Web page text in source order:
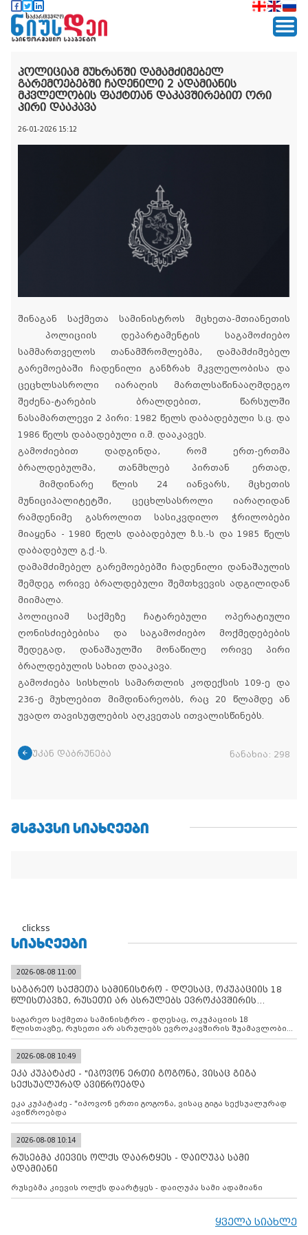
პოლიციამ მუხრანში დამამძიმებელ
გარემოებებში ჩადენილი 2 ადამიანის
მკვლელობის ფაქტთან დაკავშირებით ორი
პირი დააკავა
26-01-2026 15:12
შინაგან საქმეთა სამინისტროს მცხეთა-მთიანეთის
პოლიციის დეპარტამენტის საგამოძიებო
სამმართველოს თანამშრომლებმა, დამამძიმებელ
გარემოებაში ჩადენილი განზრახ მკვლელობისა და
ცეცხლსასროლი იარაღის მართლსაწინააღმდეგო
შეძენა-ტარების ბრალდებით, წარსულში
ნასამართლევი 2 პირი: 1982 წელს დაბადებული ს.ც. და
1986 წელს დაბადებული ი.მ. დააკავეს.
გამოძიებით დადგინდა, რომ ერთ-ერთმა
ბრალდებულმა, თანმხლებ პირთან ერთად,
მიმდინარე წლის 24 იანვარს, მცხეთის
მუნიციპალიტეტში, ცეცხლსასროლი იარაღიდან
რამდენიმე გასროლით სასიკვდილო ჭრილობები
მიაყენა - 1980 წელს დაბადებულ ზ.ს.-ს და 1985 წელს
დაბადებულ გ.ქ.-ს.
დამამძიმებელ გარემოებებში ჩადენილი დანაშაულის
შემდეგ ორივე ბრალდებული შემთხვევის ადგილიდან
მიიმალა.
პოლიციამ საქმეზე ჩატარებული ოპერატიული
ღონისძიებებისა და საგამოძიებო მოქმედებების
შედეგად, დანაშაულში მონაწილე ორივე პირი
ბრალდებულის სახით დააკავა.
გამოძიება სისხლის სამართლის კოდექსის 109-ე და
236-ე მუხლებით მიმდინარეობს, რაც 20 წლამდე ან
უვადო თავისუფლების აღკვეთას ითვალისწინებს.
უკან დაბრუნება ნანახია: 298
ᲛᲡᲒᲐᲕᲡᲘ ᲡᲘᲐᲮᲚᲔᲔᲑᲘ
clickss
ᲡᲘᲐᲮᲚᲔᲔᲑᲘ
2026-08-08 11:00
საგარეო საქმეთა სამინისტრო - დღესაც, ოკუპაციის 18
წლისთავზე, რუსეთი არ ასრულებს ევროკავშირის
საგარეო საქმეთა სამინისტრო - დღესაც, ოკუპაციის 18
წლისთავზე, რუსეთი არ ასრულებს ევროკავშირის შუამავლობით
დადებულ 2008 წლის 12 აგვისტოს ცეცხლის შეწყვეტის
კონტროლს ოკუპირებულ რეგიონებში, აგრძელებს მათი
მილიტარიზაციის პროცესს და აქტიურად დგამს ნაბიჯებს მათი
ფაქტობრივი ანექსიისკენ
2026-08-08 10:49
ეკა კუპატაძე - "იპოვონ ერთი გოგონა, ვისაც გიგა
სექსუალურად ავიწროებდა
ეკა კუპატაძე - "იპოვონ ერთი გოგონა, ვისაც გიგა სექსუალურად
ავიწროებდა
2026-08-08 10:14
რუსებმა კიევის ოლქს დაარტყეს - დაიღუპა სამი
ადამიანი
რუსებმა კიევის ოლქს დაარტყეს - დაიღუპა სამი ადამიანი
ყველა სიახლე